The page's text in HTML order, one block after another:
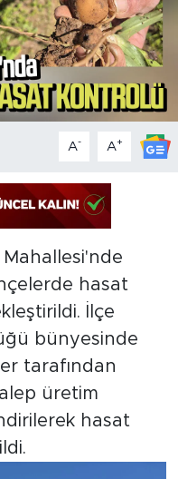
A- A+
Mahallesi'nde
hasat
İlçe
bünyesinde
tarafından
üretim
hasat